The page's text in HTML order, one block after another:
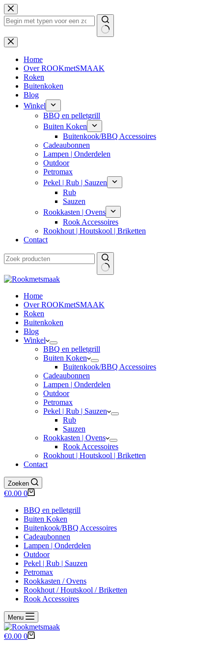
Ga
naar
de
Geen
resultaten
Home
Over ROOKmetSMAAK
Roken
Buitenkoken
Blog
Winkel
BBQ en pelletgrill
Buiten Koken
Buitenkook/BBQ Accessoires
Cadeaubonnen
Lampen | Onderdelen
Outdoor
Petromax
Pekel | Rub | Sauzen
Rub
Sauzen
Rookkasten | Ovens
Rook Accessoires
Rookhout | Houtskool | Briketten
Contact
Home
Over ROOKmetSMAAK
Roken
Buitenkoken
Blog
Winkel
BBQ en pelletgrill
Buiten Koken
Buitenkook/BBQ Accessoires
Cadeaubonnen
Lampen | Onderdelen
Outdoor
Petromax
Pekel | Rub | Sauzen
Rub
Sauzen
Rookkasten | Ovens
Rook Accessoires
Rookhout | Houtskool | Briketten
Contact
Zoeken
Winkelwagen
€0.00 0
BBQ en pelletgrill
Buiten Koken
Buitenkook/BBQ Accessoires
Cadeaubonnen
Lampen | Onderdelen
Outdoor
Pekel | Rub | Sauzen
Petromax
Rookkasten / Ovens
Rookhout / Houtskool / Briketten
Rook Accessoires
Menu
Winkelwagen
€0.00 0